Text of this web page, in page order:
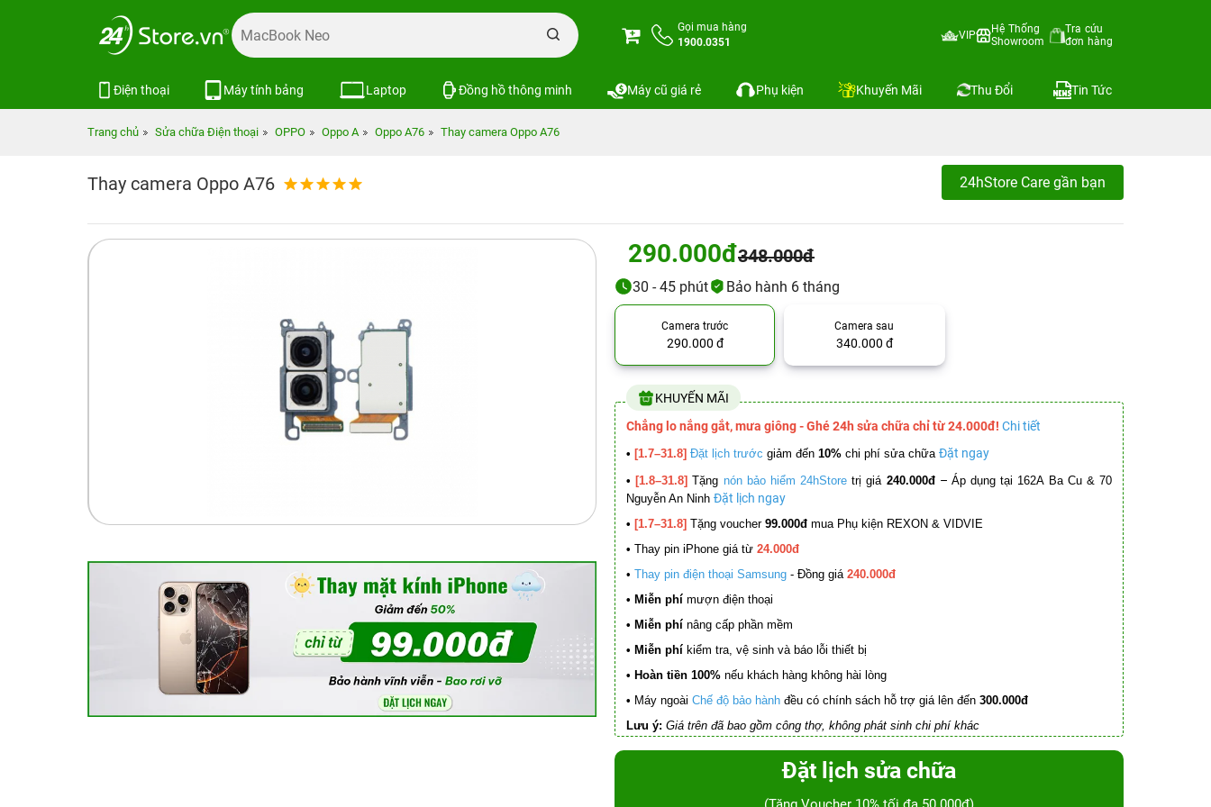
Gọi mua hàng
1900.0351
VIP
Hệ Thống
Showroom
Tra cứu
đơn hàng
Điện thoại Máy tính bảng Laptop Đồng hồ thông minh Máy cũ giá rẻ Phụ kiện Khuyến Mãi Thu Đổi Tin Tức
Trang chủ Sửa chữa Điện thoại OPPO Oppo A Oppo A76 Thay camera Oppo A76
Thay camera Oppo A76 24hStore Care gần bạn
290.000đ348.000đ
30 - 45 phút Bảo hành 6 tháng
Camera trước
290.000 đ
Camera sau
340.000 đ
KHUYẾN MÃI
Chẳng lo nắng gắt, mưa giông - Ghé 24h sửa chữa chỉ từ 24.000đ! Chi tiết
• [1.7–31.8] Đặt lịch trước giảm đến 10% chi phí sửa chữa Đặt ngay
• [1.8–31.8] Tặng nón bảo hiểm 24hStore trị giá 240.000đ – Áp dụng tại 162A Ba Cu & 70
Nguyễn An Ninh Đặt lịch ngay
• [1.7–31.8] Tặng voucher 99.000đ mua Phụ kiện REXON & VIDVIE
• Thay pin iPhone giá từ 24.000đ
• Thay pin điện thoại Samsung - Đồng giá 240.000đ
• Miễn phí mượn điện thoại
• Miễn phí nâng cấp phần mềm
• Miễn phí kiểm tra, vệ sinh và báo lỗi thiết bị
• Hoàn tiền 100% nếu khách hàng không hài lòng
• Máy ngoài Chế độ bảo hành đều có chính sách hỗ trợ giá lên đến 300.000đ
Lưu ý: Giá trên đã bao gồm công thợ, không phát sinh chi phí khác
Đặt lịch sửa chữa